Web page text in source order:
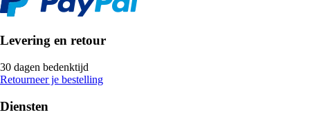
Levering en retour
30 dagen bedenktijd
Retourneer je bestelling
Diensten